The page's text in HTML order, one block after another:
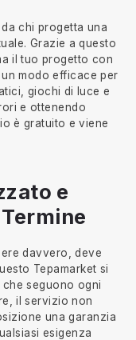
chi progetta una
Grazie a questo
il tuo progetto con
modo efficace per
giochi di luce e
e ottenendo
è gratuito e viene
e
davvero, deve
Tepamarket si
seguono ogni
il servizio non
una garanzia
esigenza